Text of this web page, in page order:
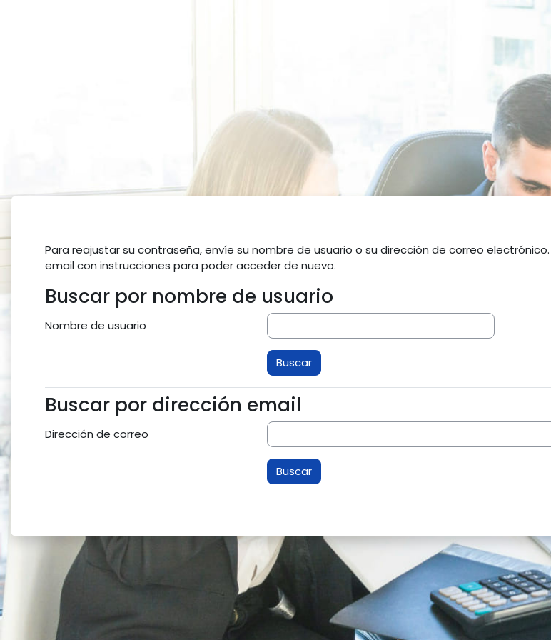
Para reajustar su contraseña, envíe su nombre de usuario o su dirección de correo
email con instrucciones para poder acceder de nuevo.
Buscar por nombre de usuario
Buscar por nombre de usuario
Nombre de usuario
Buscar por dirección email
Buscar por dirección email
Dirección de correo